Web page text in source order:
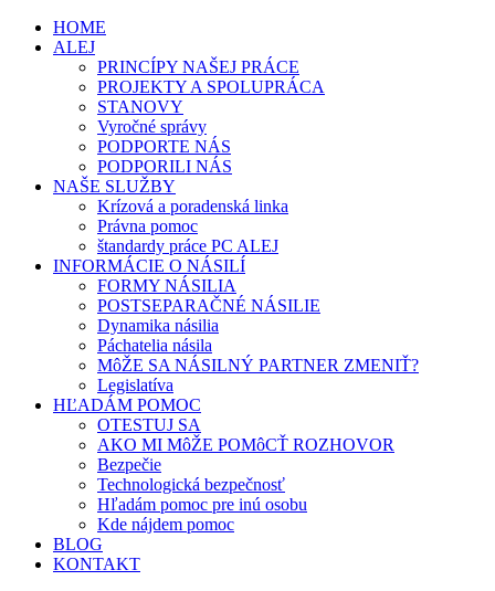
HOME
ALEJ
PRINCÍPY NAŠEJ PRÁCE
PROJEKTY A SPOLUPRÁCA
STANOVY
Vyročné správy
PODPORTE NÁS
PODPORILI NÁS
NAŠE SLUŽBY
Krízová a poradenská linka
Právna pomoc
štandardy práce PC ALEJ
INFORMÁCIE O NÁSILÍ
FORMY NÁSILIA
POSTSEPARAČNÉ NÁSILIE
Dynamika násilia
Páchatelia násila
MôŽE SA NÁSILNÝ PARTNER ZMENIŤ?
Legislatíva
HĽADÁM POMOC
OTESTUJ SA
AKO MI MôŽE POMôCŤ ROZHOVOR
Bezpečie
Technologická bezpečnosť
Hľadám pomoc pre inú osobu
Kde nájdem pomoc
BLOG
KONTAKT